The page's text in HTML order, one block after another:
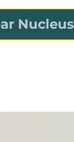
okos